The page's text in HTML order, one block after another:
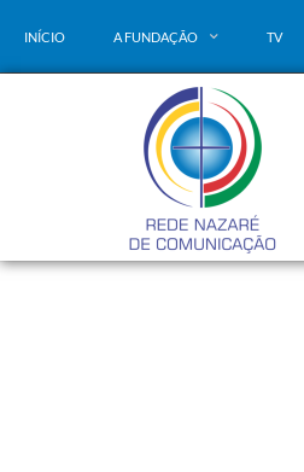
INÍCIO A FUNDAÇÃO TV